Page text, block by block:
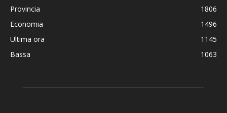
Provincia
1806
Economia
1496
Ultima ora
1145
Bassa
1063